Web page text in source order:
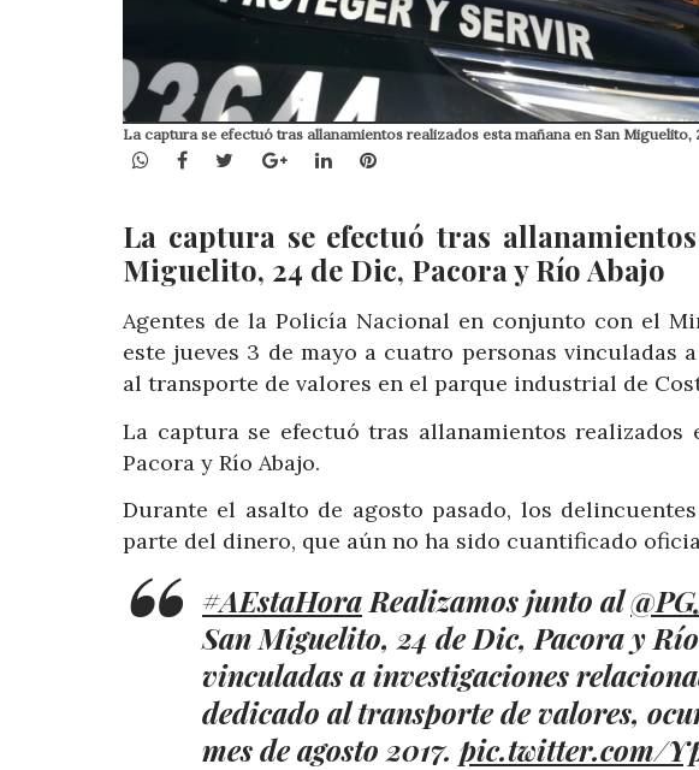
La captura se efectuó tras allanamientos realizados esta mañana en San
WhatsApp
Facebook
TwitterGoogle+LinkedInPinterest
La captura se efectuó tras
Miguelito, 24 de Dic, Pacora y Río Abajo
Agentes de la Policía Nacional en conjunto con el
este jueves 3 de mayo a cuatro personas vinculadas
al transporte de valores en el parque industrial de
La captura se efectuó tras allanamientos realizados
Pacora y Río Abajo.
Durante el asalto de agosto pasado, los
parte del dinero, que aún no ha sido cuantificado
#AEstaHora Realizamos junto al
San Miguelito, 24 de Dic, Pacora y
vinculadas a investigaciones
dedicado al transporte de valores,
mes de agosto 2017. pic.twitter.com/